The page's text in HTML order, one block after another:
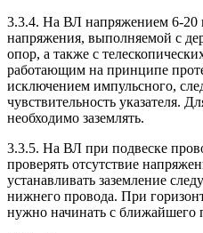
3.3.4. На ВЛ напряжением 6-20
напряжения, выполняемой с
опор, а также с
работающим на принципе
исключением импульсного,
чувствительность указателя.
необходимо заземлять.
3.3.5. На ВЛ при подвеске
проверять отсутствие
устанавливать заземление
нижнего провода. При
нужно начинать с ближайшего